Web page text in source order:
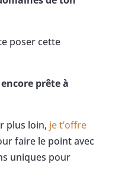
poser cette
prête à
plus loin, je t’offre
faire le point avec
uniques pour